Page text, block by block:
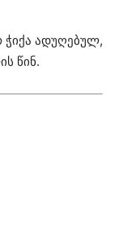
ჭიქა ადუღებულ,
წინ.